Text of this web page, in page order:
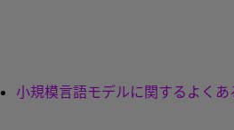
小規模言語モデルに関するよくあ